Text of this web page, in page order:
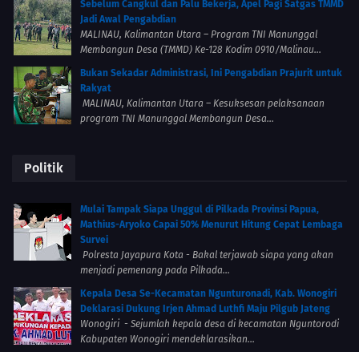
Sebelum Cangkul dan Palu Bekerja, Apel Pagi Satgas TMMD
Jadi Awal Pengabdian
MALINAU, Kalimantan Utara – Program TNI Manunggal
Membangun Desa (TMMD) Ke-128 Kodim 0910/Malinau...
Bukan Sekadar Administrasi, Ini Pengabdian Prajurit untuk
Rakyat
MALINAU, Kalimantan Utara – Kesuksesan pelaksanaan
program TNI Manunggal Membangun Desa...
Politik
Mulai Tampak Siapa Unggul di Pilkada Provinsi Papua,
Mathius-Aryoko Capai 50% Menurut Hitung Cepat Lembaga
Survei
Polresta Jayapura Kota - Bakal terjawab siapa yang akan
menjadi pemenang pada Pilkada...
Kepala Desa Se-Kecamatan Ngunturonadi, Kab. Wonogiri
Deklarasi Dukung Irjen Ahmad Luthfi Maju Pilgub Jateng
Wonogiri - Sejumlah kepala desa di kecamatan Nguntorodi
Kabupaten Wonogiri mendeklarasikan...